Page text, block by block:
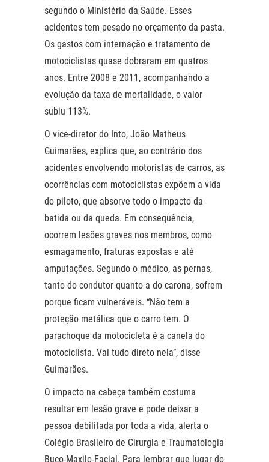
segundo o Ministério da Saúde. Esses
acidentes tem pesado no orçamento da pasta.
Os gastos com internação e tratamento de
motociclistas quase dobraram em quatros
anos. Entre 2008 e 2011, acompanhando a
evolução da taxa de mortalidade, o valor
subiu 113%.
O vice-diretor do Into, João Matheus
Guimarães, explica que, ao contrário dos
acidentes envolvendo motoristas de carros, as
ocorrências com motociclistas expõem a vida
do piloto, que absorve todo o impacto da
batida ou da queda. Em consequência,
ocorrem lesões graves nos membros, como
esmagamento, fraturas expostas e até
amputações. Segundo o médico, as pernas,
tanto do condutor quanto a do carona, sofrem
porque ficam vulneráveis. “Não tem a
proteção metálica que o carro tem. O
parachoque da motocicleta é a canela do
motociclista. Vai tudo direto nela”, disse
Guimarães.
O impacto na cabeça também costuma
resultar em lesão grave e pode deixar a
pessoa debilitada por toda a vida, alerta o
Colégio Brasileiro de Cirurgia e Traumatologia
Buco-Maxilo-Facial. Para lembrar que lugar do